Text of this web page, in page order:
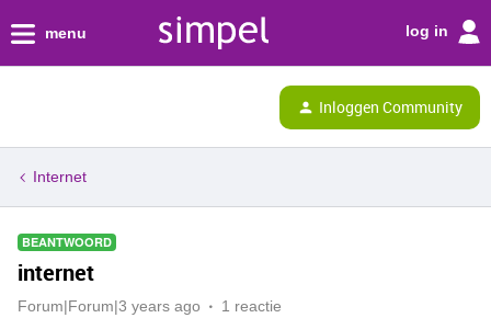
menu log in
Inloggen Community
Internet
BEANTWOORD
internet
Forum|Forum|3 years ago 1 reactie